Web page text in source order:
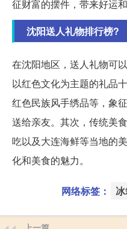
征财富的摆件，带来好运和
沈阳送人礼物排行榜?
在沈阳地区，送人礼物可
以红色文化为主题的礼品
红色民族风手绣品等，象
送给亲友。其次，传统美
吃以及大连海鲜等当地的
化和美食的魅力。
网络标签：